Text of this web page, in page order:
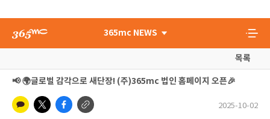
365mc NEWS
목록
📢 🌍글로벌 감각으로 새단장! (주)365mc 법인 홈페이지 오픈🎉
2025-10-02